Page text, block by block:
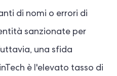
di nomi o errori di
sanzionate per
una sfida
è l'elevato tasso di